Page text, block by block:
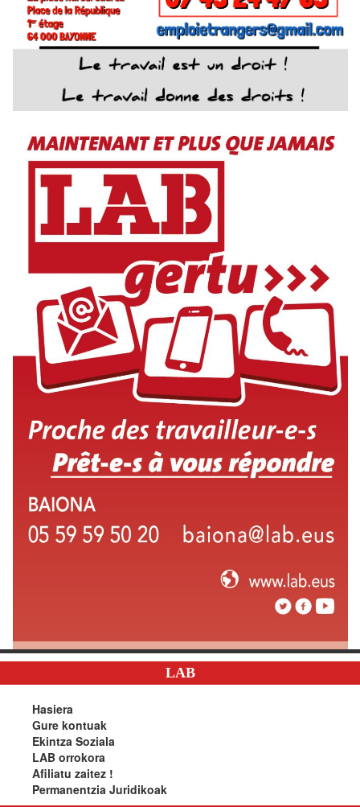
LAB
Hasiera
Gure kontuak
Ekintza Soziala
LAB orrokora
Afiliatu zaitez !
Permanentzia Juridikoak